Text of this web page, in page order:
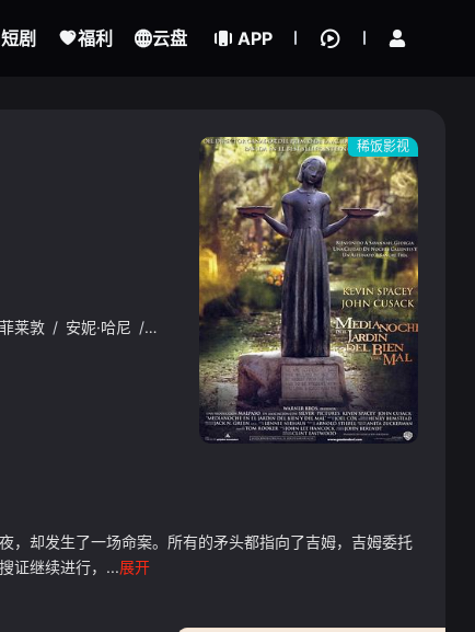
短剧 福利 云盘 APP
稀饭影视
莱敦 / 安妮·哈尼 / 金·亨特 杰佛里·刘易斯 / 理查德·赫德
，却发生了一场命案。所有的矛头都指向了吉姆，吉姆委托
证继续进行，...展开